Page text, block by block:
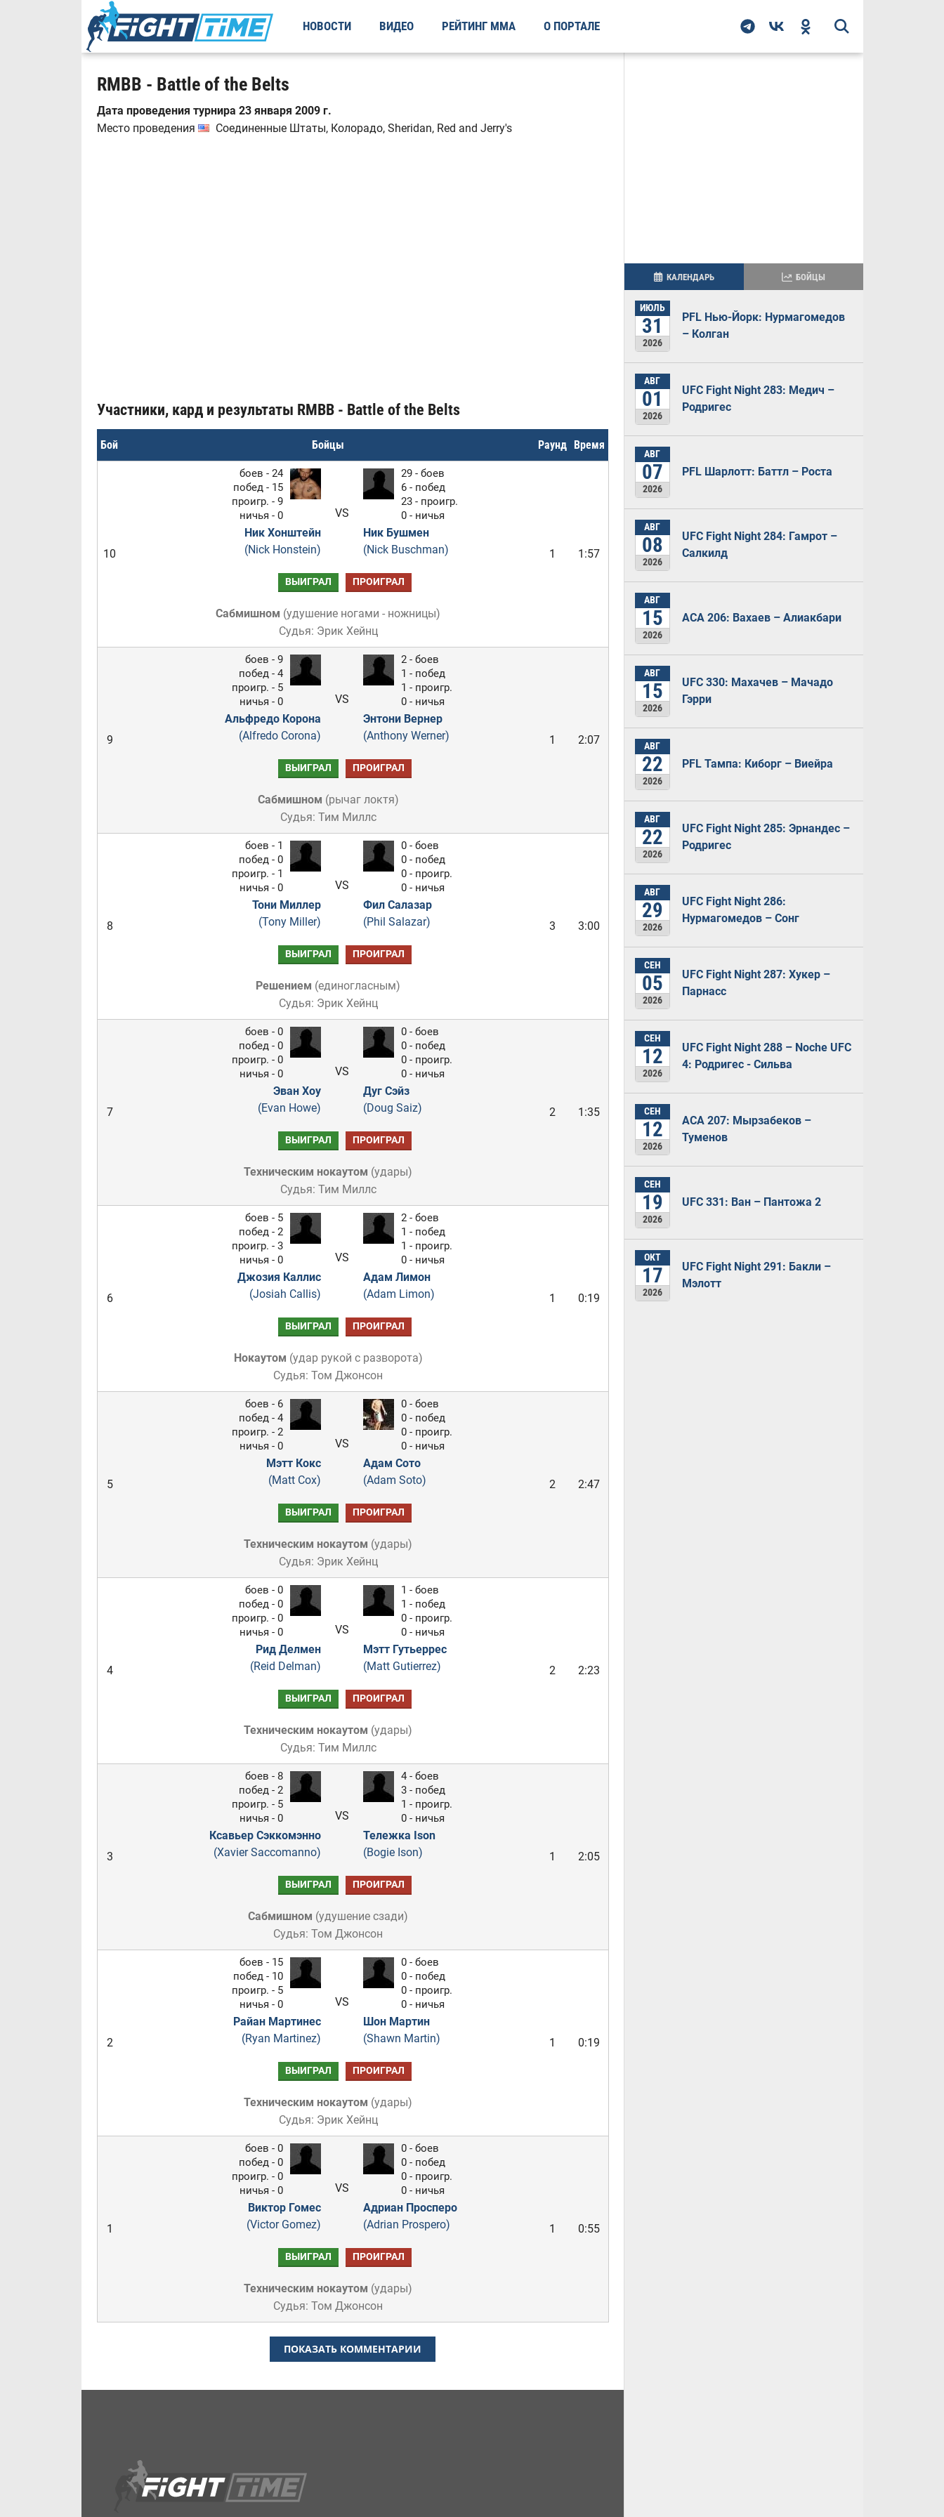
НОВОСТИ ВИДЕО РЕЙТИНГ ММА О ПОРТАЛЕ
RMBB - Battle of the Belts
Дата проведения турнира 23 января 2009 г.
Место проведения
Соединенные Штаты, Колорадо, Sheridan, Red and Jerry's
Участники, кард и результаты RMBB - Battle of the Belts
Бой Бойцы Раунд Время
10
боев - 24
побед - 15
проигр. - 9
ничья - 0
Ник Хонштейн
(Nick Honstein)
VS
29 - боев
6 - побед
23 - проигр.
0 - ничья
Ник Бушмен
(Nick Buschman)
1 1:57
ВЫИГРАЛ ПРОИГРАЛ
Сабмишном (удушение ногами - ножницы)
Судья: Эрик Хейнц
9
боев - 9
побед - 4
проигр. - 5
ничья - 0
Альфредо Корона
(Alfredo Corona)
VS
2 - боев
1 - побед
1 - проигр.
0 - ничья
Энтони Вернер
(Anthony Werner)
1 2:07
ВЫИГРАЛ ПРОИГРАЛ
Сабмишном (рычаг локтя)
Судья: Тим Миллс
8
боев - 1
побед - 0
проигр. - 1
ничья - 0
Тони Миллер
(Tony Miller)
VS
0 - боев
0 - побед
0 - проигр.
0 - ничья
Фил Салазар
(Phil Salazar)
3 3:00
ВЫИГРАЛ ПРОИГРАЛ
Решением (единогласным)
Судья: Эрик Хейнц
7
боев - 0
побед - 0
проигр. - 0
ничья - 0
Эван Хоу
(Evan Howe)
VS
0 - боев
0 - побед
0 - проигр.
0 - ничья
Дуг Сэйз
(Doug Saiz)
2 1:35
ВЫИГРАЛ ПРОИГРАЛ
Техническим нокаутом (удары)
Судья: Тим Миллс
6
боев - 5
побед - 2
проигр. - 3
ничья - 0
Джозия Каллис
(Josiah Callis)
VS
2 - боев
1 - побед
1 - проигр.
0 - ничья
Адам Лимон
(Adam Limon)
1 0:19
ВЫИГРАЛ ПРОИГРАЛ
Нокаутом (удар рукой с разворота)
Судья: Том Джонсон
5
боев - 6
побед - 4
проигр. - 2
ничья - 0
Мэтт Кокс
(Matt Cox)
VS
0 - боев
0 - побед
0 - проигр.
0 - ничья
Адам Сото
(Adam Soto)
2 2:47
ВЫИГРАЛ ПРОИГРАЛ
Техническим нокаутом (удары)
Судья: Эрик Хейнц
4
боев - 0
побед - 0
проигр. - 0
ничья - 0
Рид Делмен
(Reid Delman)
VS
1 - боев
1 - побед
0 - проигр.
0 - ничья
Мэтт Гутьеррес
(Matt Gutierrez)
2 2:23
ВЫИГРАЛ ПРОИГРАЛ
Техническим нокаутом (удары)
Судья: Тим Миллс
3
боев - 8
побед - 2
проигр. - 5
ничья - 0
Ксавьер Сэккомэнно
(Xavier Saccomanno)
VS
4 - боев
3 - побед
1 - проигр.
0 - ничья
Тележка Ison
(Bogie Ison)
1 2:05
ВЫИГРАЛ ПРОИГРАЛ
Сабмишном (удушение сзади)
Судья: Том Джонсон
2
боев - 15
побед - 10
проигр. - 5
ничья - 0
Райан Мартинес
(Ryan Martinez)
VS
0 - боев
0 - побед
0 - проигр.
0 - ничья
Шон Мартин
(Shawn Martin)
1 0:19
ВЫИГРАЛ ПРОИГРАЛ
Техническим нокаутом (удары)
Судья: Эрик Хейнц
1
боев - 0
побед - 0
проигр. - 0
ничья - 0
Виктор Гомес
(Victor Gomez)
VS
0 - боев
0 - побед
0 - проигр.
0 - ничья
Адриан Просперо
(Adrian Prospero)
1 0:55
ВЫИГРАЛ ПРОИГРАЛ
Техническим нокаутом (удары)
Судья: Том Джонсон
ПОКАЗАТЬ КОММЕНТАРИИ
КАЛЕНДАРЬ БОЙЦЫ
ИЮЛЬ
31
2026
PFL Нью-Йорк: Нурмагомедов
– Колган
АВГ
01
2026
UFC Fight Night 283: Медич –
Родригес
АВГ
07
2026
PFL Шарлотт: Баттл – Роста
АВГ
08
2026
UFC Fight Night 284: Гамрот –
Салкилд
АВГ
15
2026
ACA 206: Вахаев – Алиакбари
АВГ
15
2026
UFC 330: Махачев – Мачадо
Гэрри
АВГ
22
2026
PFL Тампа: Киборг – Виейра
АВГ
22
2026
UFC Fight Night 285: Эрнандес –
Родригес
АВГ
29
2026
UFC Fight Night 286:
Нурмагомедов – Сонг
СЕН
05
2026
UFC Fight Night 287: Хукер –
Парнасс
СЕН
12
2026
UFC Fight Night 288 – Noche UFC
4: Родригес - Сильва
СЕН
12
2026
ACA 207: Мырзабеков –
Туменов
СЕН
19
2026
UFC 331: Ван – Пантожа 2
ОКТ
17
2026
UFC Fight Night 291: Бакли –
Мэлотт